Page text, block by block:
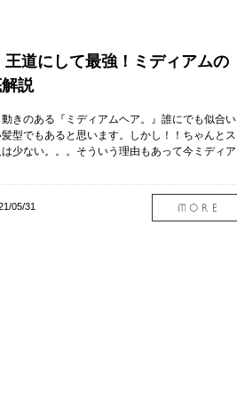
王道にして最強！ミディアムの
説
きのある『ミディアムヘア。』誰にでも似合い
型でもあると思います。しかし！！ちゃんとス
少ない。。。そういう理由もあって今ミディア
05/31